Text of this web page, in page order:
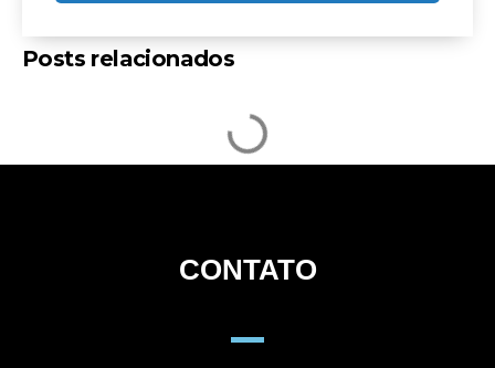
Posts relacionados
CONTATO